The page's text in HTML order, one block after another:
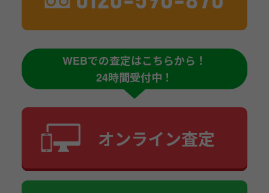
WEBでの査定はこちらから！
24時間受付中！